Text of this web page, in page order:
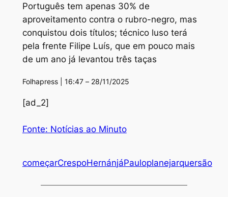
Português tem apenas 30% de
aproveitamento contra o rubro-negro, mas
conquistou dois títulos; técnico luso terá
pela frente Filipe Luís, que em pouco mais
de um ano já levantou três taças
Folhapress | 16:47 – 28/11/2025
[ad_2]
Fonte: Notícias ao Minuto
começarCrespoHernánjáPauloplanejarquersão